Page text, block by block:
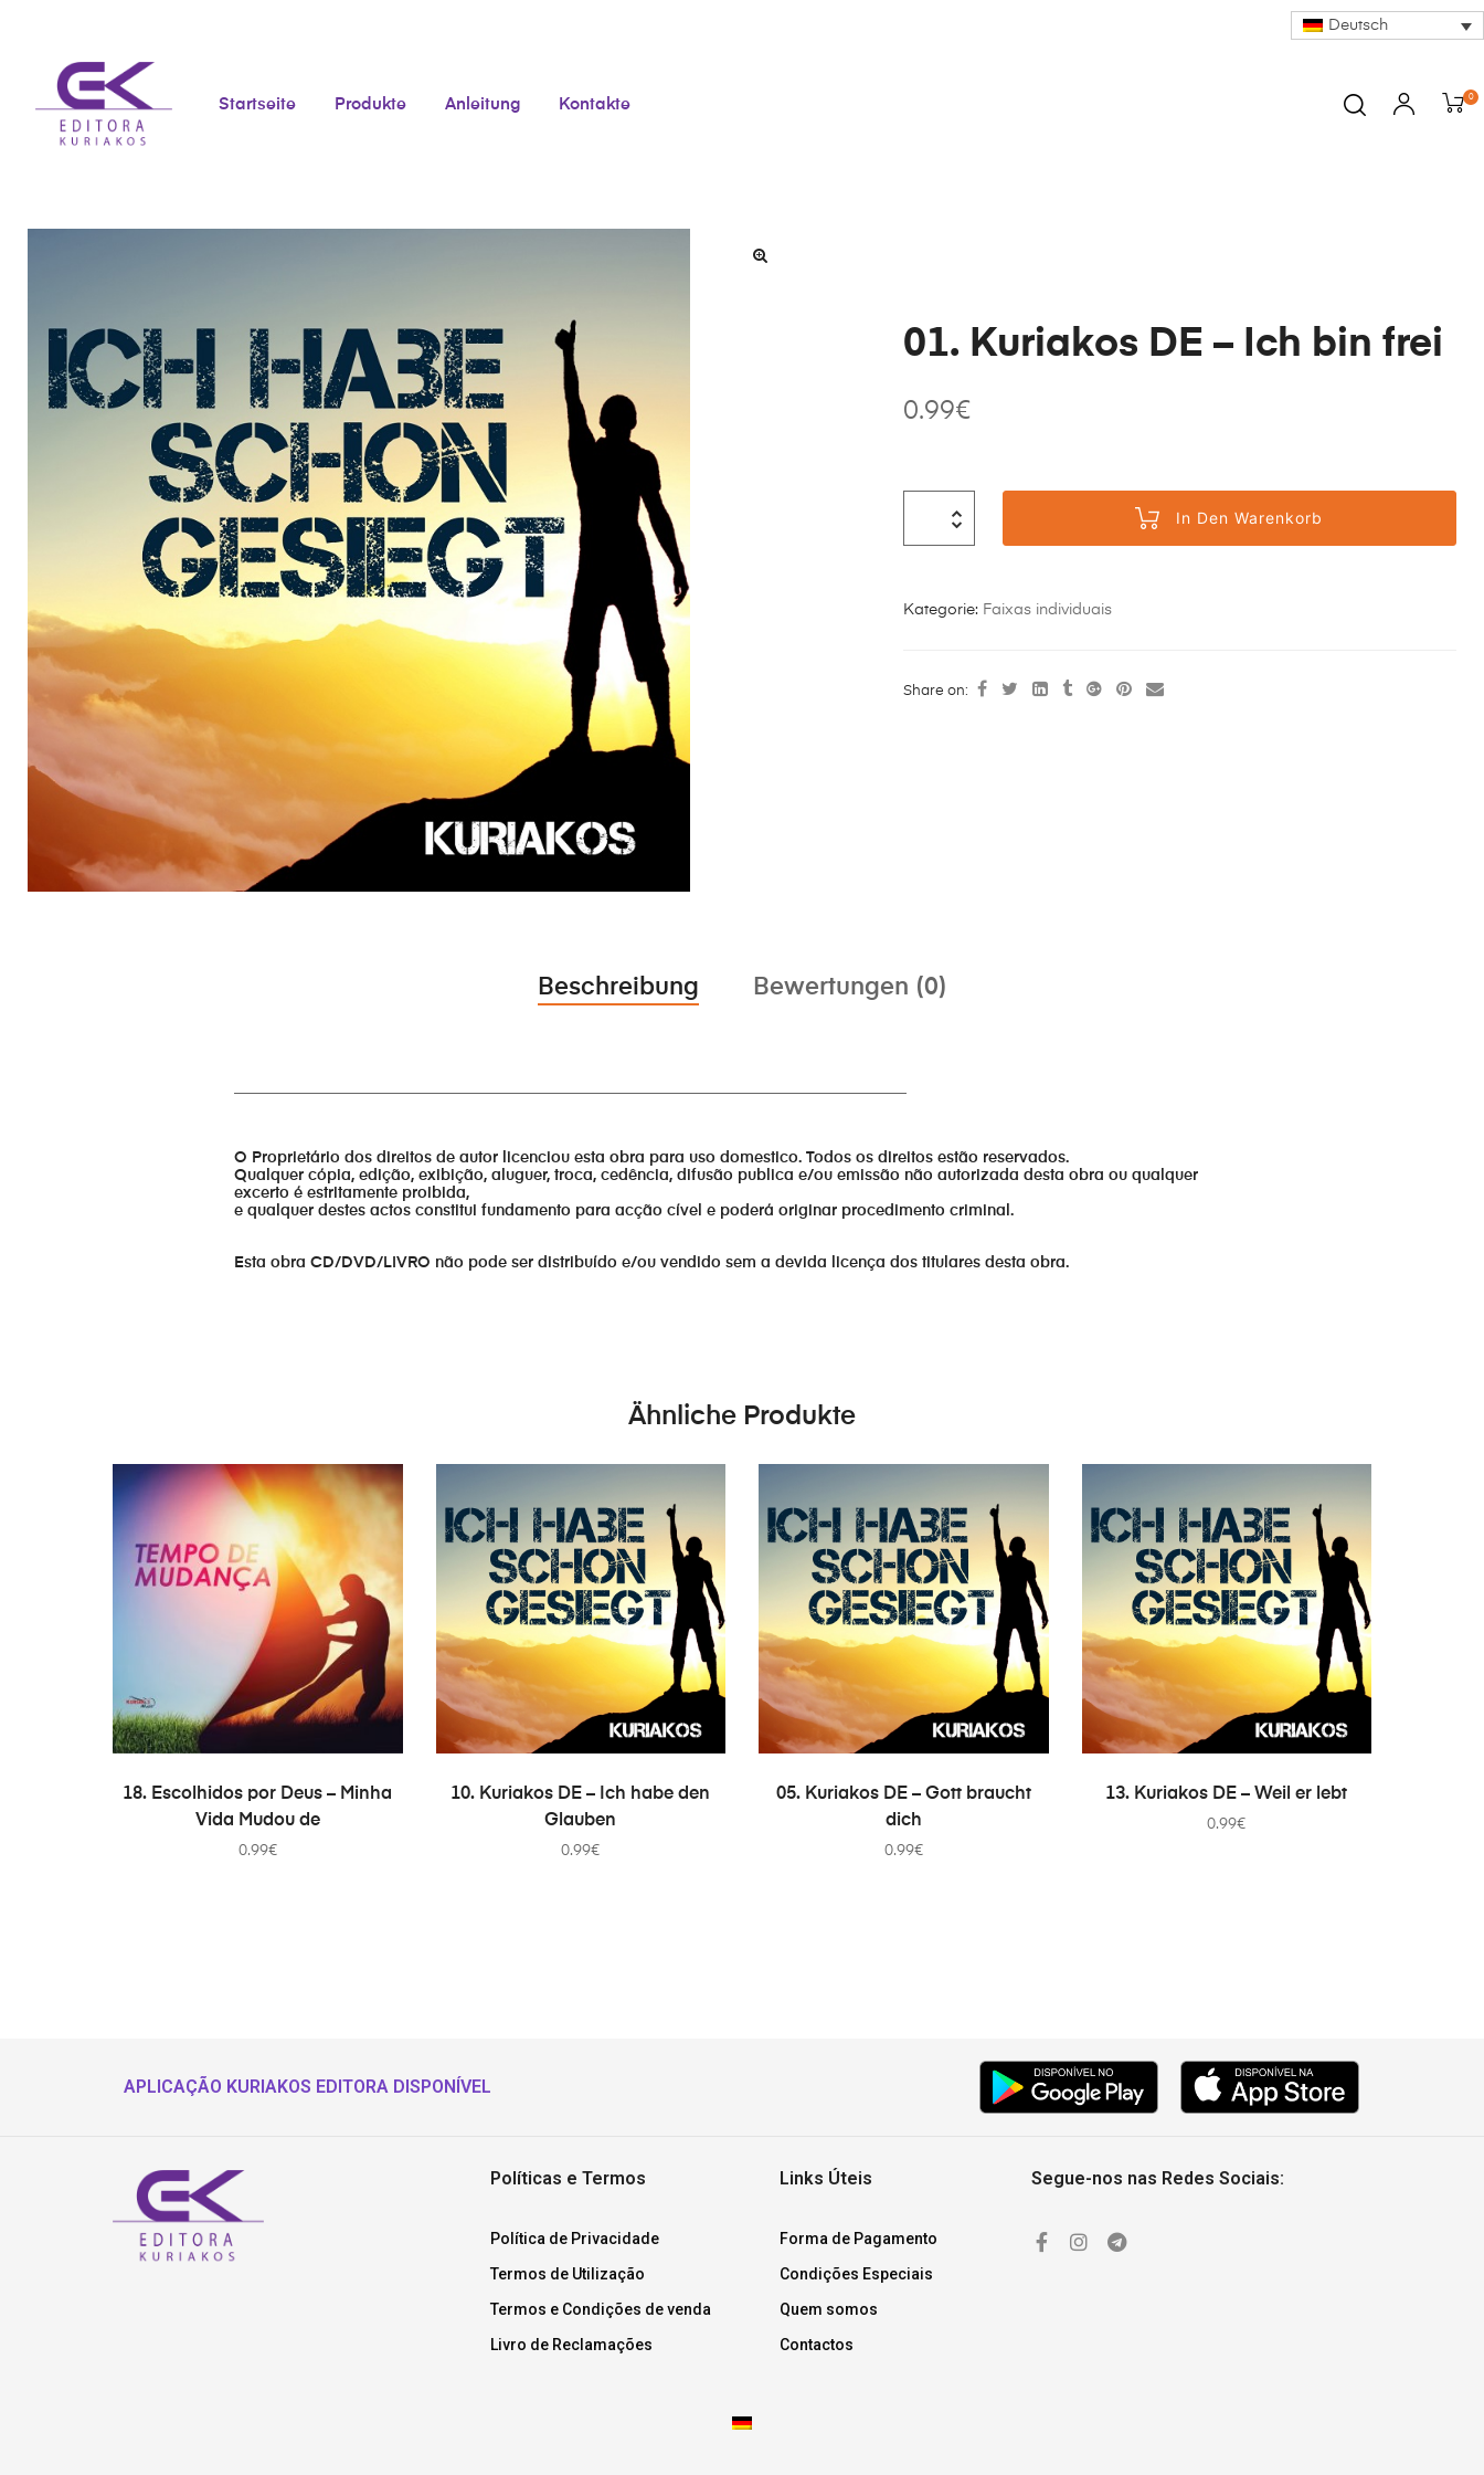
Deutsch
Startseite Produkte Anleitung Kontakte 0
01. Kuriakos DE – Ich bin frei
0.99€
In Den Warenkorb
Kategorie: Faixas individuais
Share on:
Beschreibung Bewertungen (0)
O Proprietário dos direitos de autor licenciou esta obra para uso domestico. Todos os direitos estão reservados.
Qualquer cópia, edição, exibição, aluguer, troca, cedência, difusão publica e/ou emissão não autorizada desta obra ou qualquer
excerto é estritamente proibida,
e qualquer destes actos constitui fundamento para acção cível e poderá originar procedimento criminal.
Esta obra CD/DVD/LIVRO não pode ser distribuído e/ou vendido sem a devida licença dos titulares desta obra.
Ähnliche Produkte
IN DEN WARENKORB
18. Escolhidos por Deus – Minha
Vida Mudou de
0.99€
IN DEN WARENKORB
10. Kuriakos DE – Ich habe den
Glauben
0.99€
IN DEN WARENKORB
05. Kuriakos DE – Gott braucht
dich
0.99€
IN DEN WARENKORB
13. Kuriakos DE – Weil er lebt
0.99€
APLICAÇÃO KURIAKOS EDITORA DISPONÍVEL
Políticas e Termos
Política de Privacidade
Termos de Utilização
Termos e Condições de venda
Livro de Reclamações
Links Úteis
Forma de Pagamento
Condições Especiais
Quem somos
Contactos
Segue-nos nas Redes Sociais: